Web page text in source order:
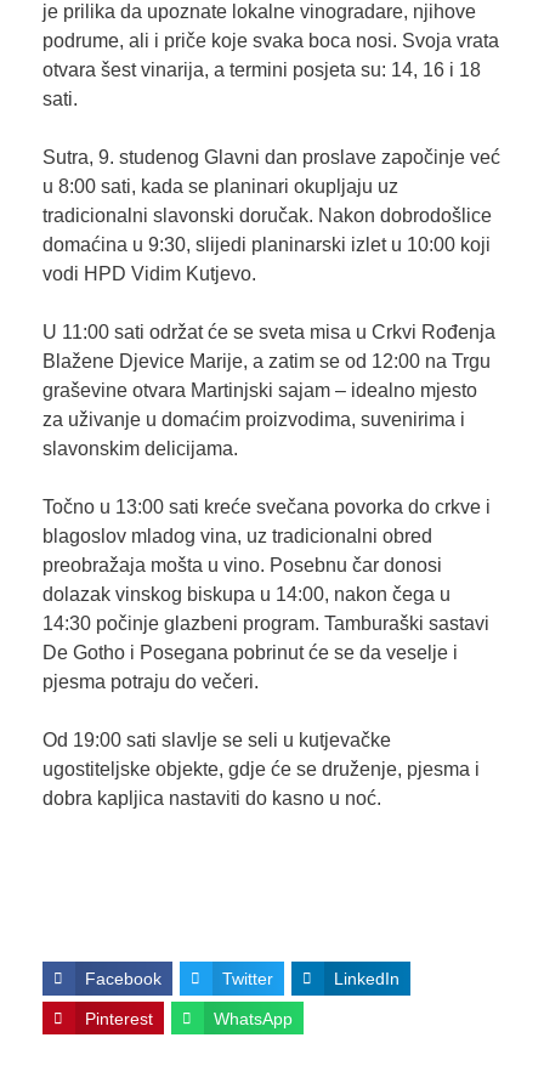
je prilika da upoznate lokalne vinogradare, njihove
podrume, ali i priče koje svaka boca nosi. Svoja vrata
otvara šest vinarija, a termini posjeta su: 14, 16 i 18
sati.
Sutra, 9. studenog Glavni dan proslave započinje već
u 8:00 sati, kada se planinari okupljaju uz
tradicionalni slavonski doručak. Nakon dobrodošlice
domaćina u 9:30, slijedi planinarski izlet u 10:00 koji
vodi HPD Vidim Kutjevo.
U 11:00 sati održat će se sveta misa u Crkvi Rođenja
Blažene Djevice Marije, a zatim se od 12:00 na Trgu
graševine otvara Martinjski sajam – idealno mjesto
za uživanje u domaćim proizvodima, suvenirima i
slavonskim delicijama.
Točno u 13:00 sati kreće svečana povorka do crkve i
blagoslov mladog vina, uz tradicionalni obred
preobražaja mošta u vino. Posebnu čar donosi
dolazak vinskog biskupa u 14:00, nakon čega u
14:30 počinje glazbeni program. Tamburaški sastavi
De Gotho i Posegana pobrinut će se da veselje i
pjesma potraju do večeri.
Od 19:00 sati slavlje se seli u kutjevačke
ugostiteljske objekte, gdje će se druženje, pjesma i
dobra kapljica nastaviti do kasno u noć.
Facebook Twitter LinkedIn
Pinterest WhatsApp